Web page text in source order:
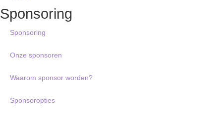
Sponsoring
Sponsoring
Onze sponsoren
Waarom sponsor worden?
Sponsoropties